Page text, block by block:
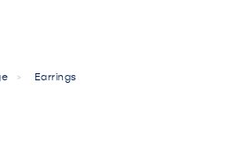
Earrings